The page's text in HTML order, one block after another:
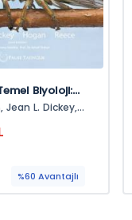
Biyoloji:
%60 Avantajlı